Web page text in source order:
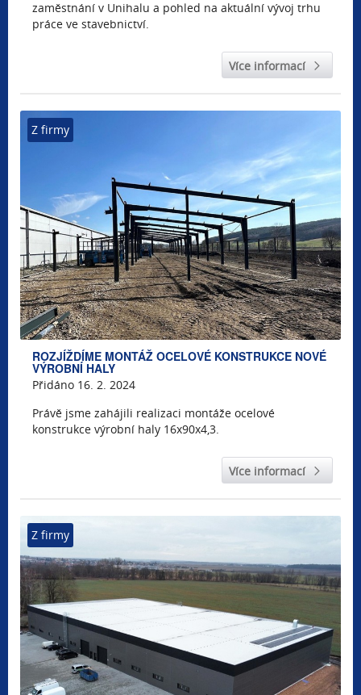
zaměstnání v Unihalu a pohled na aktuální vývoj trhu
práce ve stavebnictví.
Více informací
Z firmy
ROZJÍŽDÍME MONTÁŽ OCELOVÉ KONSTRUKCE NOVÉ
VÝROBNÍ HALY
Přidáno 16. 2. 2024
Právě jsme zahájili realizaci montáže ocelové
konstrukce výrobní haly 16x90x4,3.
Více informací
Z firmy